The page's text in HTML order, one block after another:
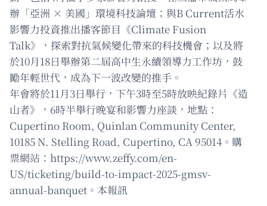
辦「亞洲 × 美國」環境科技論壇；與B Current活水
影響力投資推出播客節目《Climate Fusion
Talk》，探索對抗氣候變化帶來的科技機會；以及將
於10月18日舉辦第二屆高中生永續領導力工作坊，鼓
勵年輕世代，成為下一波改變的推手。
年會將於11月3日舉行，下午3時至5時放映紀錄片《造
山者》，6時半舉行晚宴和影響力座談，地點：
Cupertino Room, Quinlan Community Center,
10185 N. Stelling Road, Cupertino, CA 95014。購
票網站：https://www.zeffy.com/en-
US/ticketing/build-to-impact-2025-gmsv-
annual-banquet。本報訊